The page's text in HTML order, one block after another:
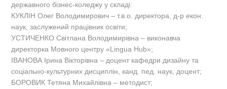
державного бізнес-коледжу у складі:
КУКЛІН Олег Володимирович – т.в.о. директора, д-р екон.
наук, заслужений працівник освіти;
УСТИЧЕНКО Світлана Володимирівна – виконавча
директорка Мовного центру «Lingua Hub»;
ІВАНОВА Ірина Вікторівна – доцент кафедри дизайну та
соціально-культурних дисциплін, канд. пед. наук, доцент;
БОРОВИК Тетяна Михайлівна – методист;